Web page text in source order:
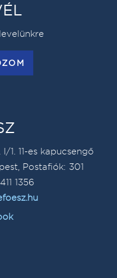
1. 11-es kapucsengő
Postafiók: 301
1356